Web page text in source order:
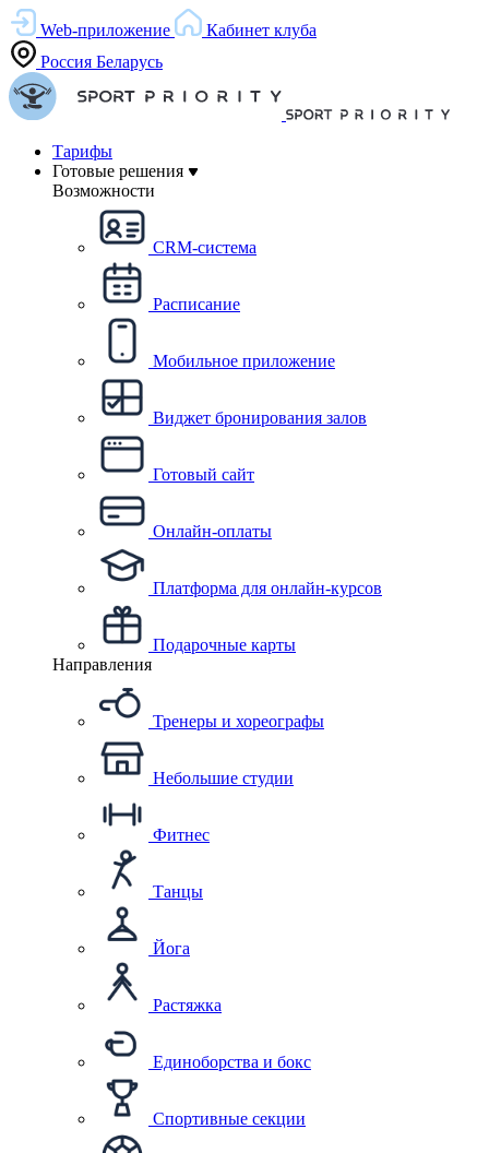
Web-приложение
Кабинет клуба
Россия Беларусь
Тарифы
Готовые решения
Возможности
CRM-система
Расписание
Мобильное приложение
Виджет бронирования залов
Готовый сайт
Онлайн-оплаты
Платформа для онлайн-курсов
Подарочные карты
Направления
Тренеры и хореографы
Небольшие студии
Фитнес
Танцы
Йога
Растяжка
Единоборства и бокс
Спортивные секции